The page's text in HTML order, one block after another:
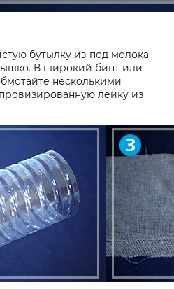
бутылку из-под молока
В широкий бинт или
несколькими
лейку из